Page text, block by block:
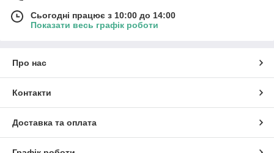
Сьогодні працює з 10:00 до 14:00
Показати весь графік роботи
Про нас
Контакти
Доставка та оплата